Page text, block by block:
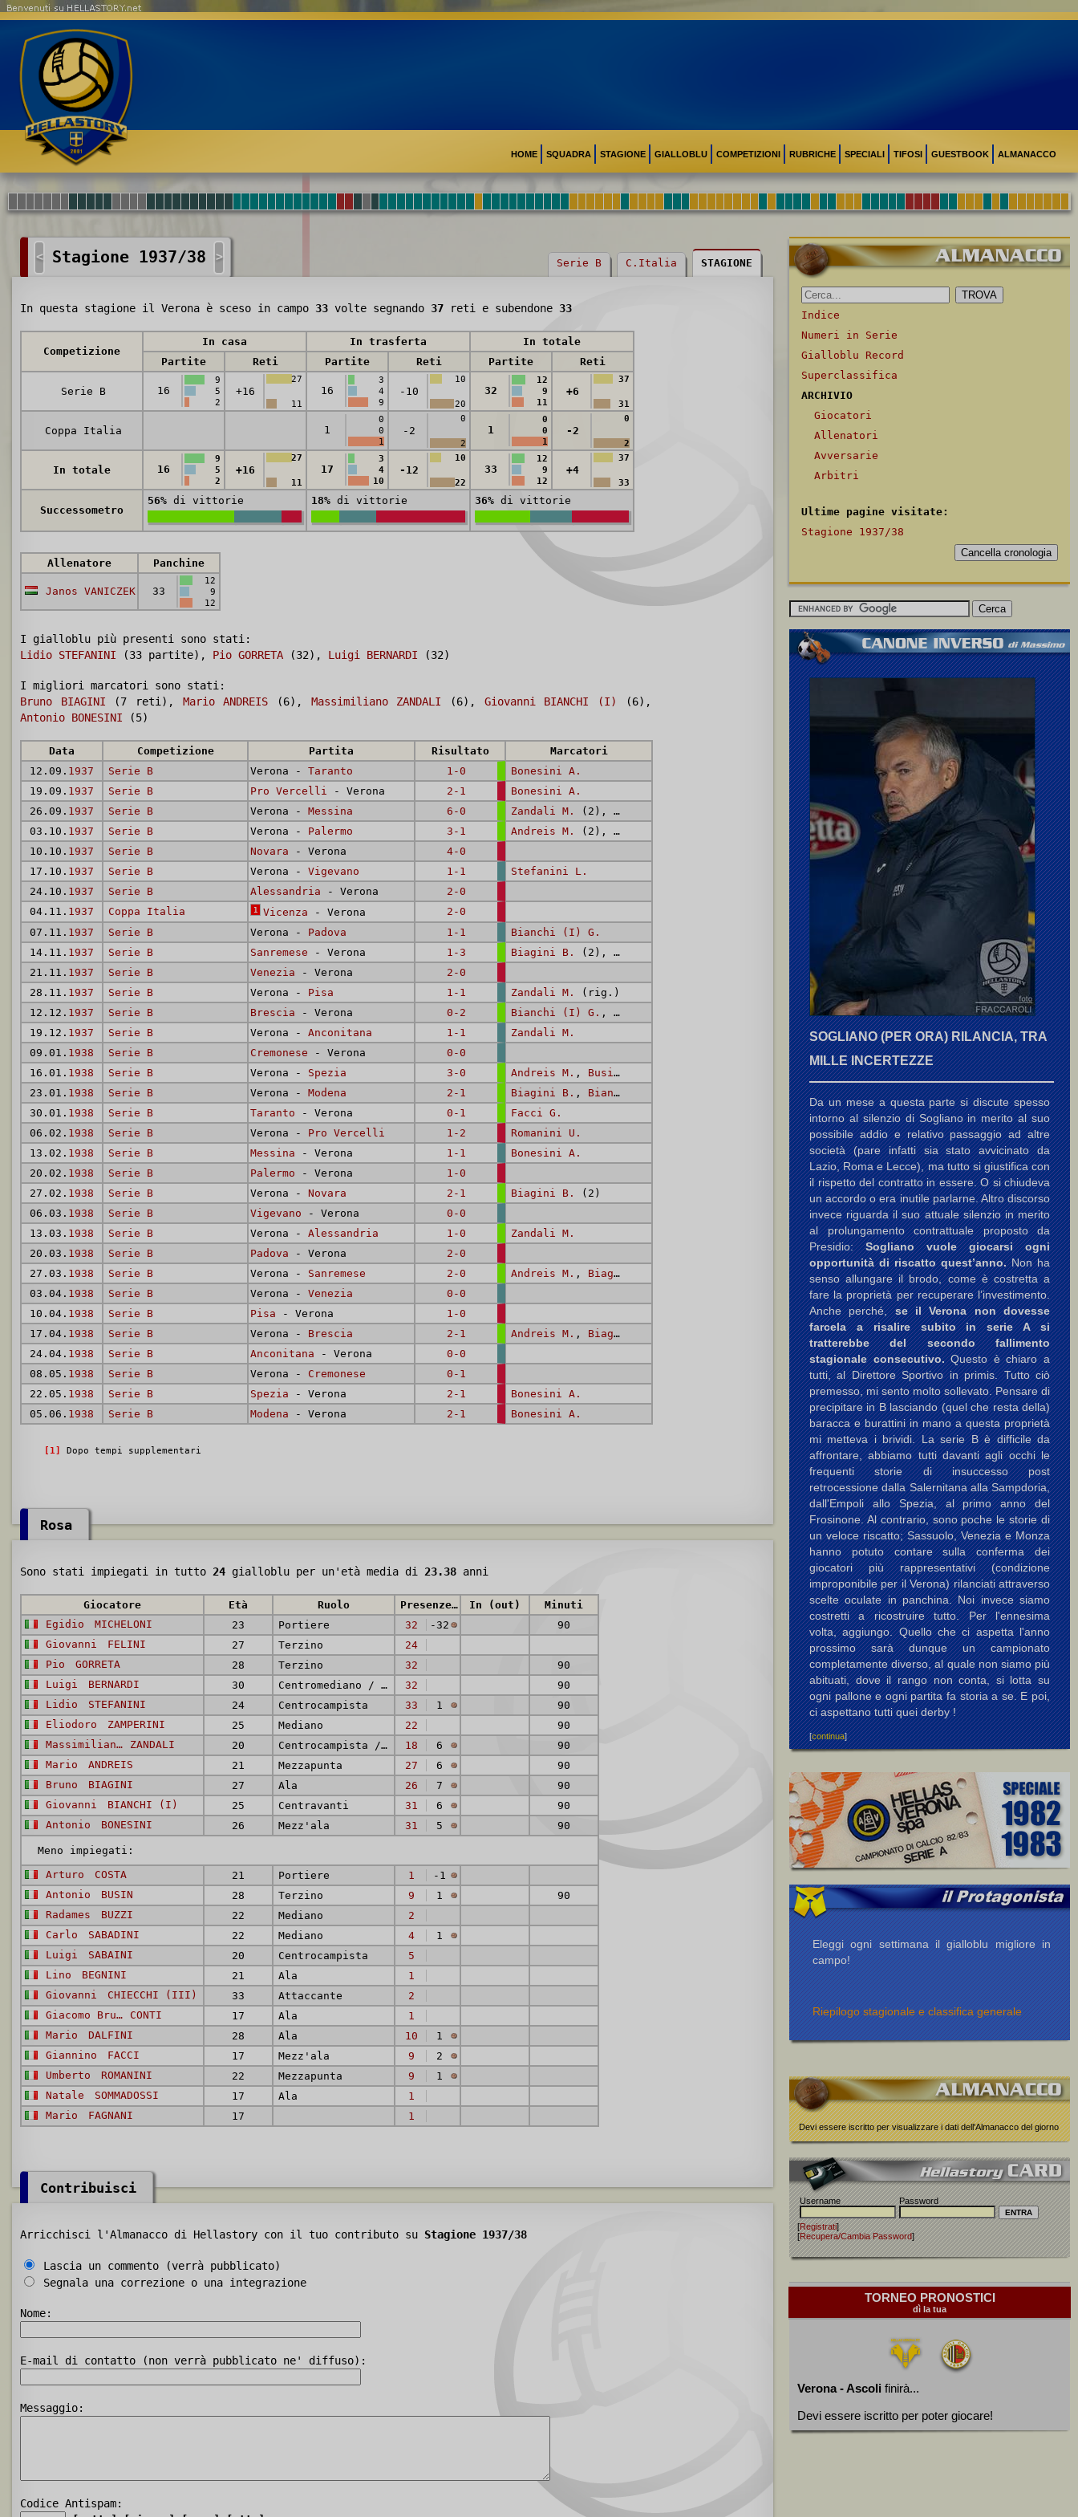
HOME SQUADRA STAGIONE GIALLOBLU COMPETIZIONI RUBRICHE SPECIALI TIFOSI GUESTBOOK ALMANACCO
Benvenuti su HELLASTORY.net
< Stagione 1937/38 > Serie B C.Italia STAGIONE
In questa stagione il Verona è sceso in campo 33 volte segnando 37 reti e subendone 33
Competizione
In casa In trasferta
In totale
Partite
Reti Partite Reti Partite Reti
Serie B 16
9
5
2
+16
27
11
16
3
4
9
-10
10
20
32
12
9
11
+6
37
31
Coppa Italia 1
0
0
1
-2
0
2
1
0
0
1
-2
0
2
In totale 16
9
5
2
+16
27
11
17
3
4
10
-12
10
22
33
12
9
12
+4
37
33
Successometro
56% di vittorie 18% di vittorie 36% di vittorie
Allenatore Panchine
Janos VANICZEK 33
12
9
12
I gialloblu più presenti sono stati:
Lidio STEFANINI (33 partite), Pio GORRETA (32), Luigi BERNARDI (32)
I migliori marcatori sono stati:
Bruno BIAGINI (7 reti), Mario ANDREIS (6), Massimiliano ZANDALI (6), Giovanni BIANCHI (I)
(6),
Antonio BONESINI (5)
Data Competizione Partita Risultato
Marcatori
12.09. 1937 Serie B Verona - Taranto 1-0
Bonesini A.
19.09. 1937 Serie B Pro Vercelli - Verona 2-1
Bonesini A.
26.09. 1937 Serie B Verona - Messina 6-0 Zandali M. (2), Andreis M. (2),Sabadini C.
03.10. 1937 Serie B Verona - Palermo 3-1 Andreis M. (2), Zandali M.
10.10. 1937 Serie B Novara - Verona
4-0
17.10. 1937 Serie B Verona - Vigevano 1-1
Stefanini L.
24.10. 1937 Serie B Alessandria - Verona
2-0
04.11. 1937 Coppa Italia 1 Vicenza - Verona
2-0
07.11. 1937 Serie B Verona - Padova 1-1
Bianchi (I) G.
14.11. 1937 Serie B Sanremese - Verona 1-3 Biagini B. (2), Bianchi (I) G.
21.11. 1937 Serie B Venezia - Verona
2-0
28.11. 1937 Serie B Verona - Pisa 1-1 Zandali M.
(rig.)
12.12. 1937 Serie B Brescia - Verona 0-2 Bianchi (I) G. , Dalfini M.
19.12. 1937 Serie B Verona - Anconitana 1-1
Zandali M.
09.01. 1938 Serie B Cremonese - Verona
0-0
16.01. 1938 Serie B Verona - Spezia 3-0 Andreis M. , Busin A.
23.01. 1938 Serie B Verona - Modena 2-1 Biagini B. , Bianchi (I) G.
30.01. 1938 Serie B Taranto - Verona 0-1
Facci G.
06.02. 1938 Serie B Verona - Pro Vercelli 1-2
Romanini U.
13.02. 1938 Serie B Messina - Verona 1-1
Bonesini A.
20.02. 1938 Serie B Palermo - Verona
1-0
27.02. 1938 Serie B Verona - Novara 2-1 Biagini B.
(2)
06.03. 1938 Serie B Vigevano - Verona
0-0
13.03. 1938 Serie B Verona - Alessandria 1-0
Zandali M.
20.03. 1938 Serie B Padova - Verona
2-0
27.03. 1938 Serie B Verona - Sanremese 2-0 Andreis M. , Biagini B.
03.04. 1938 Serie B Verona - Venezia
0-0
10.04. 1938 Serie B Pisa - Verona
1-0
17.04. 1938 Serie B Verona - Brescia 2-1 Andreis M. , Biagini B.
24.04. 1938 Serie B Anconitana - Verona
0-0
08.05. 1938 Serie B Verona - Cremonese
0-1
22.05. 1938 Serie B Spezia - Verona 2-1
Bonesini A.
05.06. 1938 Serie B Modena - Verona 2-1 Bonesini A.
[1] Dopo tempi supplementari
Rosa
Sono stati impiegati in tutto 24 gialloblu per un'età media di 23.38 anni
Giocatore Età Ruolo Presenze (reti) In (out)
Minuti
Egidio
MICHELONI 23 Portiere 32 -32
90
Giovanni
FELINI 27 Terzino
24
Pio
GORRETA 28 Terzino 32
90
Luigi
BERNARDI 30 Centromediano / Centrosostegno 32
90
Lidio
STEFANINI 24 Centrocampista 33 1
90
Eliodoro
ZAMPERINI 25 Mediano 22
90
Massimiliano
ZANDALI 20 Centrocampista / Attaccante 18 6
90
Mario
ANDREIS 21 Mezzapunta 27 6
90
Bruno
BIAGINI 27 Ala 26 7
90
Giovanni
BIANCHI (I) 25 Centravanti 31 6
90
Antonio
BONESINI 26 Mezz'ala 31 5 90
Meno impiegati:
Arturo
COSTA 21 Portiere 1
-1
Antonio
BUSIN 28 Terzino 9 1
90
Radames
BUZZI 22 Mediano
2
Carlo
SABADINI 22 Mediano 4
1
Luigi
SABAINI 20 Centrocampista
5
Lino
BEGNINI 21 Ala
1
Giovanni
CHIECCHI (III) 33 Attaccante
2
Giacomo Bruno
CONTI 17 Ala
1
Mario
DALFINI 28 Ala 10
1
Giannino
FACCI 17 Mezz'ala 9
2
Umberto
ROMANINI 22 Mezzapunta 9
1
Natale
SOMMADOSSI 17 Ala
1
Mario
FAGNANI 17 1
Contribuisci
Arricchisci l'Almanacco di Hellastory con il tuo contributo su Stagione 1937/38
Lascia un commento (verrà pubblicato)
Segnala una correzione o una integrazione
Nome:
E-mail di contatto (non verrà pubblicato ne' diffuso):
Messaggio:
Codice Antispam:
Indice
Numeri in Serie
Gialloblu Record
Superclassifica
ARCHIVIO
Giocatori
Allenatori
Avversarie
Arbitri
Ultime pagine visitate:
Stagione 1937/38
SOGLIANO (PER ORA) RILANCIA, TRA
MILLE INCERTEZZE
Da un mese a questa parte si discute spesso
intorno al silenzio di Sogliano in merito al suo
possibile addio e relativo passaggio ad altre
società (pare infatti sia stato avvicinato da
Lazio, Roma e Lecce), ma tutto si giustifica con
il rispetto del contratto in essere. O si chiudeva
un accordo o era inutile parlarne. Altro discorso
invece riguarda il suo attuale silenzio in merito
al prolungamento contrattuale proposto da
Presidio:Sogliano vuole giocarsi ogni
opportunità di riscatto quest’anno.Non ha
senso allungare il brodo, come è costretta a
fare la proprietà per recuperare l’investimento.
Anche perché,se il Verona non dovesse
farcela a risalire subito in serie A si
tratterebbe del secondo fallimento
stagionale consecutivo.Questo è chiaro a
tutti, al Direttore Sportivo in primis. Tutto ciò
premesso, mi sento molto sollevato. Pensare di
precipitare in B lasciando (quel che resta della)
baracca e burattini in mano a questa proprietà
mi metteva i brividi. La serie B è difficile da
affrontare, abbiamo tutti davanti agli occhi le
frequenti storie di insuccesso post
retrocessione dalla Salernitana alla Sampdoria,
dall'Empoli allo Spezia, al primo anno del
Frosinone. Al contrario, sono poche le storie di
un veloce riscatto; Sassuolo, Venezia e Monza
hanno potuto contare sulla conferma dei
giocatori più rappresentativi (condizione
improponibile per il Verona) rilanciati attraverso
scelte oculate in panchina. Noi invece siamo
costretti a ricostruire tutto. Per l'ennesima
volta, aggiungo. Quello che ci aspetta l'anno
prossimo sarà dunque un campionato
completamente diverso, al quale non siamo più
abituati, dove il rango non conta, si lotta su
ogni pallone e ogni partita fa storia a se. E poi,
ci aspettano tutti quei derby !
[continua]
Eleggi ogni settimana il gialloblu migliore in
campo!
Riepilogo stagionale e classifica generale
Devi essere iscritto per visualizzare i dati dell'Almanacco del giorno
Username Password
[Registrati]
[Recupera/Cambia Password]
TORNEO PRONOSTICI
dì la tua
Verona - Ascoli finirà...
Devi essere iscritto per poter giocare!